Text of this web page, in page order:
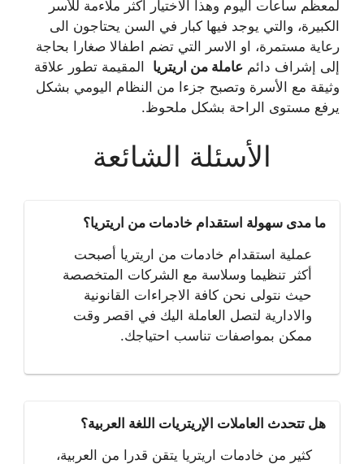
لمعظم ساعات اليوم وهذا الاختيار اكثر ملاءمة للأسر
الكبيرة، والتي يوجد فيها كبار في السن يحتاجون الى
رعاية مستمرة، او الاسر التي تضم اطفالا صغارا بحاجة
إلى إشراف دائم عاملة من اريتريا المقيمة تطور علاقة
وثيقة مع الأسرة وتصبح جزءا من النظام اليومي بشكل
يرفع مستوى الراحة بشكل ملحوظ.
الأسئلة الشائعة
ما مدى سهولة استقدام خادمات من اريتريا؟
عملية استقدام خادمات من اريتريا أصبحت
أكثر تنظيما وسلاسة مع الشركات المتخصصة
حيث نتولى نحن كافة الاجراءات القانونية
والادارية لتصل العاملة اليك في اقصر وقت
ممكن بمواصفات تناسب احتياجك.
هل تتحدث العاملات الإريتريات اللغة العربية؟
كثير من خادمات اريتريا يتقن قدرا من العربية،